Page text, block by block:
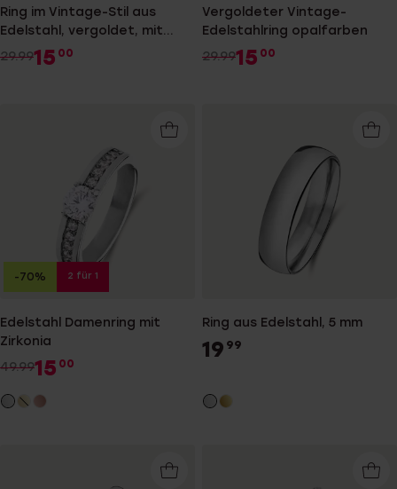
Ring im Vintage-Stil aus
Edelstahl, vergoldet, mit
fuchsiafarbenem Zirkonia
29.9915 00
Vergoldeter Vintage-
Edelstahlring opalfarben
29.9915 00
Edelstahl Damenring mit
Zirkonia
49.9915 00
-70% 2 für 1
Ring aus Edelstahl, 5 mm
19 99